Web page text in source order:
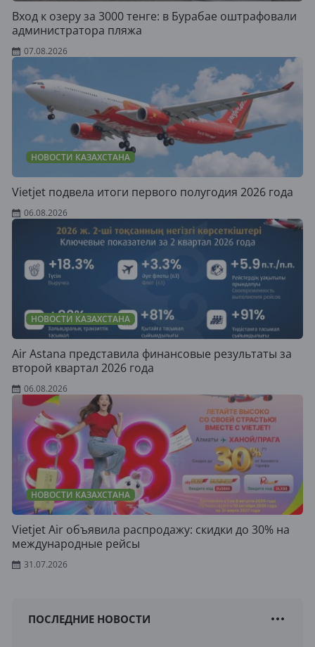
Вход к озеру за 3000 тенге: в Бурабае оштрафовали
администратора пляжа
07.08.2026
НОВОСТИ КАЗАХСТАНА
Vietjet подвела итоги первого полугодия 2026 года
06.08.2026
НОВОСТИ КАЗАХСТАНА
Air Astana представила финансовые результаты за
второй квартал 2026 года
06.08.2026
НОВОСТИ КАЗАХСТАНА
Vietjet Air объявила распродажу: скидки до 30% на
международные рейсы
31.07.2026
ПОСЛЕДНИЕ НОВОСТИ